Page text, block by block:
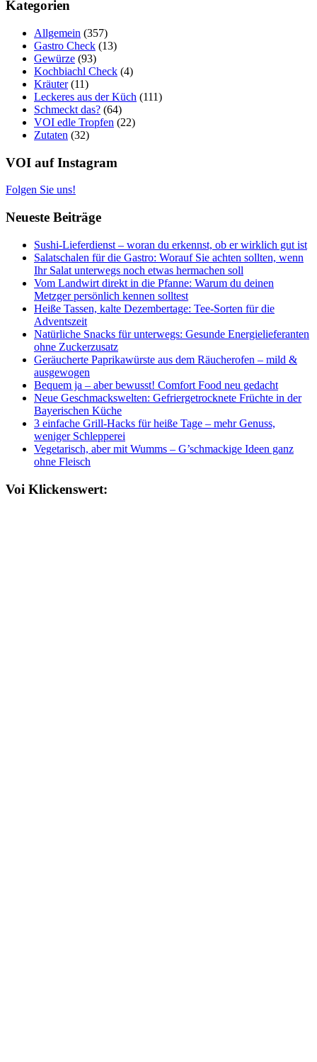
Kategorien
Allgemein (357)
Gastro Check (13)
Gewürze (93)
Kochbiachl Check (4)
Kräuter(11)
Leckeres aus der Küch (111)
Schmeckt das? (64)
VOI edle Tropfen (22)
Zutaten (32)
VOI auf Instagram
Folgen Sie uns!
Neueste Beiträge
Sushi-Lieferdienst – woran du erkennst, ob er wirklich gut ist
Salatschalen für die Gastro: Worauf Sie achten sollten, wenn
Ihr Salat unterwegs noch etwas hermachen soll
Vom Landwirt direkt in die Pfanne: Warum du deinen
Metzger persönlich kennen solltest
Heiße Tassen, kalte Dezembertage: Tee-Sorten für die
Adventszeit
Natürliche Snacks für unterwegs: Gesunde Energielieferanten
ohne Zuckerzusatz
Geräucherte Paprikawürste aus dem Räucherofen – mild &
ausgewogen
Bequem ja – aber bewusst! Comfort Food neu gedacht
Neue Geschmackswelten: Gefriergetrocknete Früchte in der
Bayerischen Küche
3 einfache Grill-Hacks für heiße Tage – mehr Genuss,
weniger Schlepperei
Vegetarisch, aber mit Wumms – G’schmackige Ideen ganz
ohne Fleisch
Voi Klickenswert: